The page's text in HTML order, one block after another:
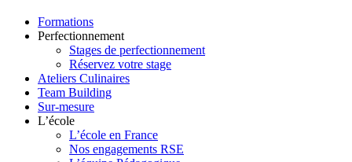
Formations
Perfectionnement
Stages de perfectionnement
Réservez votre stage
Ateliers Culinaires
Team Building
Sur-mesure
L’école
L’école en France
Nos engagements RSE